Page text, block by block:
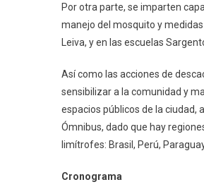
Por otra parte, se imparten
manejo del mosquito y
Leiva, y en las escuelas
Así como las acciones de
sensibilizar a la comunidad y
espacios públicos de la ciudad,
Ómnibus, dado que hay
limítrofes: Brasil, Perú,
Cronograma